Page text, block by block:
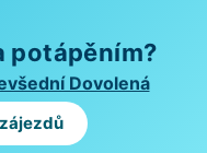
potápěním?
Dovolená